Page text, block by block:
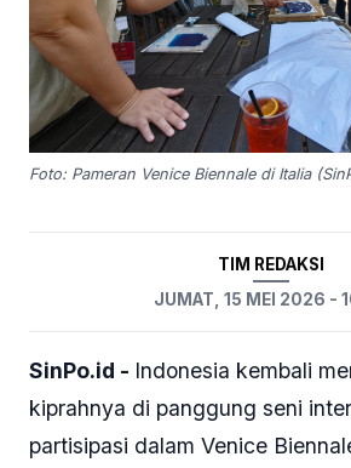
Foto: Pameran Venice Biennale di Italia
TIM REDAKSI
JUMAT, 15 MEI 2026 -
SinPo.id - Indonesia kembali
kiprahnya di panggung seni
partisipasi dalam Venice